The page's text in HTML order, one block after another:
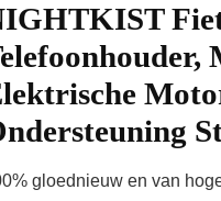
gloednieuw en van